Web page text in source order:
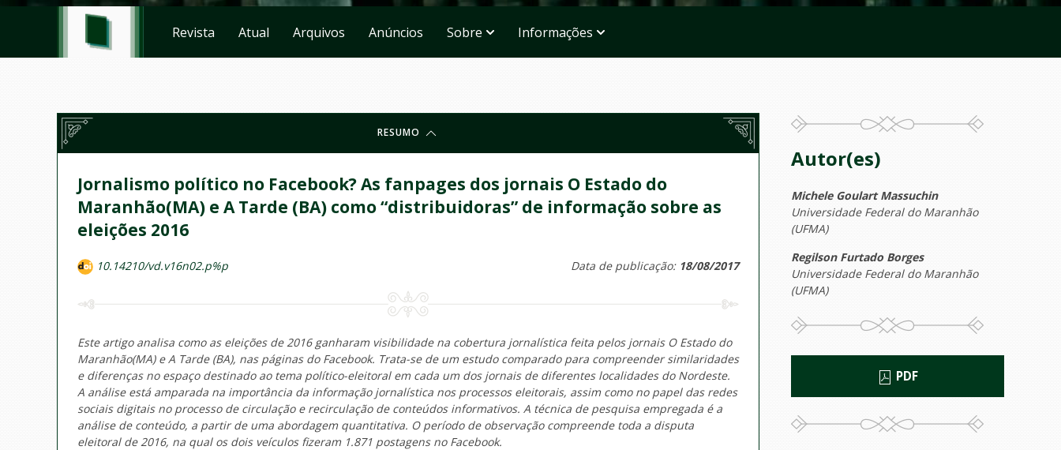
Revista Atual Arquivos Anúncios Sobre Informações
RESUMO
Jornalismo político no Facebook? As fanpages dos jornais O Estado do
Maranhão(MA) e A Tarde (BA) como “distribuidoras” de informação sobre as
eleições 2016
10.14210/vd.v16n02.p%p Data de publicação: 18/08/2017
Este artigo analisa como as eleições de 2016 ganharam visibilidade na cobertura jornalística feita pelos jornais O Estado do
Maranhão(MA) e A Tarde(BA), nas páginas do Facebook. Trata-se de um estudo comparado para compreender similaridades
e diferenças no espaço destinado ao tema político-eleitoral em cada um dos jornais de diferentes localidades do Nordeste.
A análise está amparada na importância da informação jornalística nos processos eleitorais, assim como no papel das redes
sociais digitais no processo de circulação e recirculação de conteúdos informativos. A técnica de pesquisa empregada é a
análise de conteúdo, a partir de uma abordagem quantitativa. O período de observação compreende toda a disputa
eleitoral de 2016, na qual os dois veículos fizeram 1.871 postagens no Facebook.
Autor(es)
Michele Goulart Massuchin
Universidade Federal do Maranhão
(UFMA)
Regilson Furtado Borges
Universidade Federal do Maranhão
(UFMA)
PDF